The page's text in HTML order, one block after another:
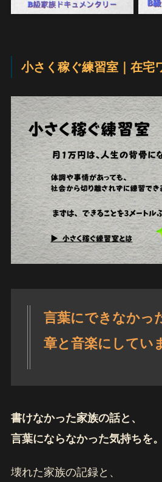
小さく稼ぐ練習室｜在宅
言葉にできなかっ
章と音楽にしてい
書けなかった家族の話と、
言葉にならなかった気持ちを。
壊れた家族の記録と、